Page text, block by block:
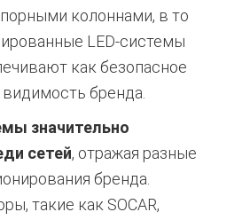
колоннами, в то
LED-системы
как безопасное
бренда.
значительно
сетей, отражая разные
бренда.
такие как SOCAR,